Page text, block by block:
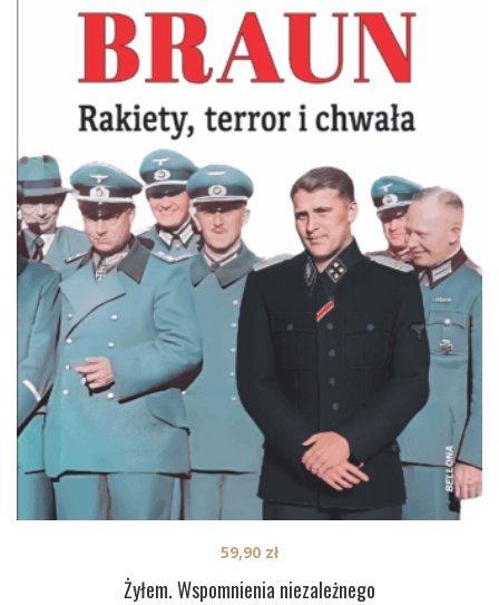
Żyłem. Wspomnienia niezależnego
59,90 zł